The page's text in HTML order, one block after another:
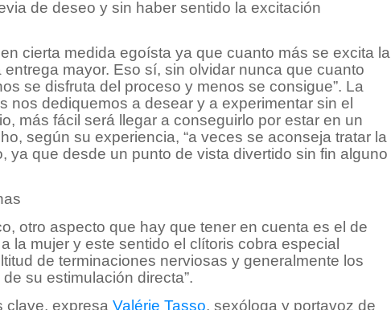
de deseo y sin haber sentido la excitación
cierta medida egoísta ya que cuanto más se excita la
mayor. Eso sí, sin olvidar nunca que cuanto
se disfruta del proceso y menos se consigue”. La
nos dediquemos a desear y a experimentar sin el
más fácil será llegar a conseguirlo por estar en un
según su experiencia, “a veces se aconseja tratar la
ya que desde un punto de vista divertido sin fin alguno
otro aspecto que hay que tener en cuenta es el de
la mujer y este sentido el clítoris cobra especial
de terminaciones nerviosas y generalmente los
su estimulación directa”.
clave, expresa Valérie Tasso, sexóloga y portavoz de